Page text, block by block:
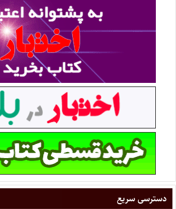
دسترسی سریع